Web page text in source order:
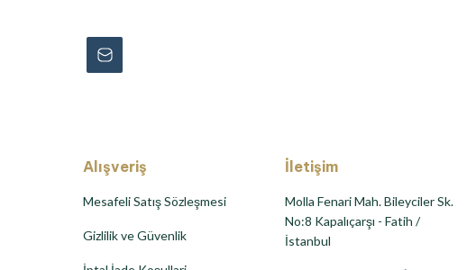
Alışveriş
Mesafeli Satış Sözleşmesi
Gizlilik ve Güvenlik
İletişim
Molla Fenari Mah. Bileyciler Sk.
No:8 Kapalıçarşı - Fatih /
İstanbul